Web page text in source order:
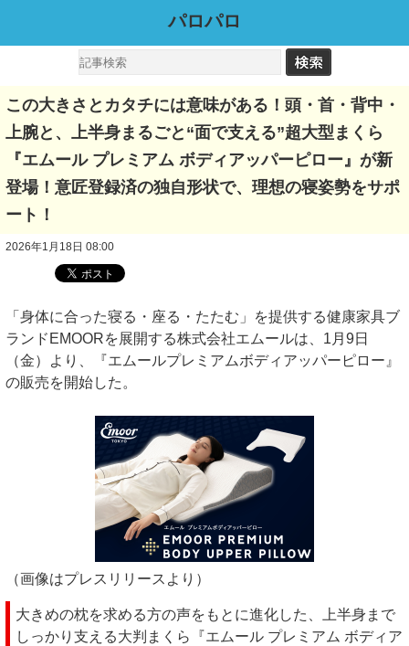
パロパロ
この大きさとカタチには意味がある！頭・首・背中・
上腕と、上半身まるごと“面で支える”超大型まくら
『エムール プレミアム ボディアッパーピロー』が新
登場！意匠登録済の独自形状で、理想の寝姿勢をサポ
ート！
2026年1月18日 08:00
「身体に合った寝る・座る・たたむ」を提供する健康家具ブ
ランドEMOORを展開する株式会社エムールは、1月9日
（金）より、『エムールプレミアムボディアッパーピロー』
の販売を開始した。
（画像はプレスリリースより）
大きめの枕を求める方の声をもとに進化した、上半身まで
しっかり支える大判まくら『エムール プレミアム ボディア